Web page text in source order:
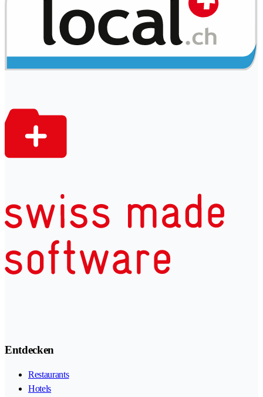
Entdecken
Restaurants
Hotels